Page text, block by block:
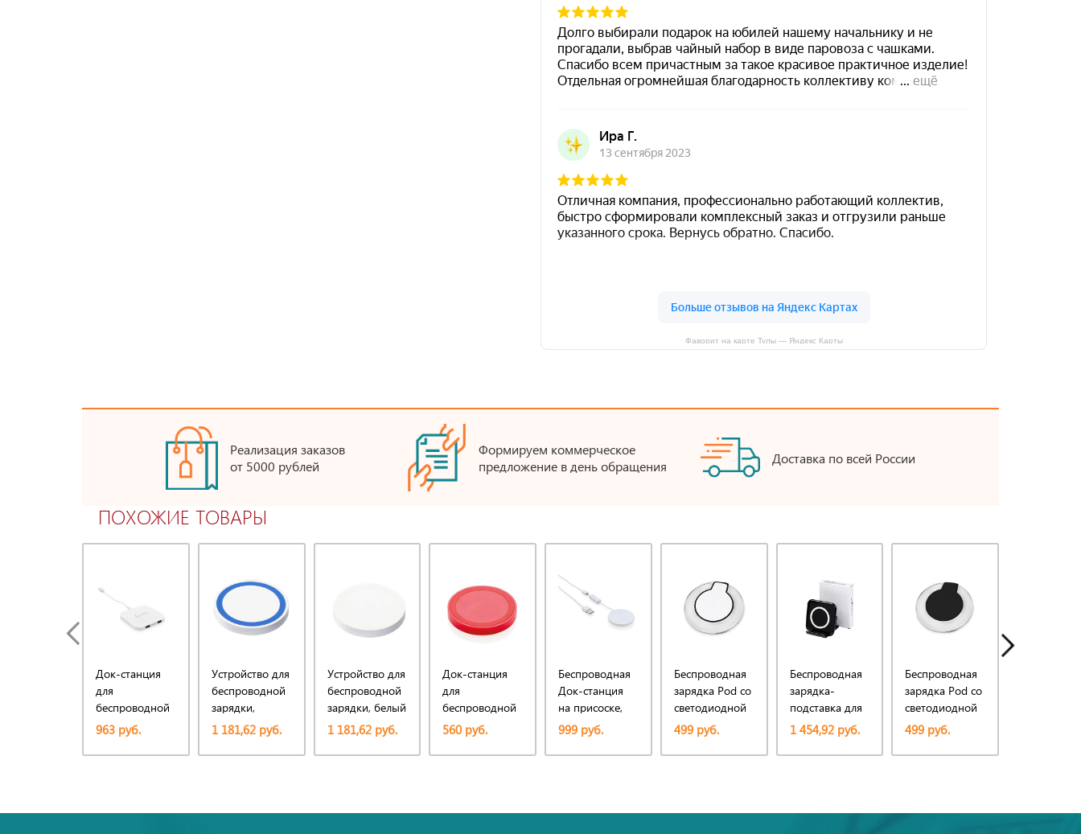
Фаворит на карте Тулы — Яндекс Карты
Реализация заказов
от 5000 рублей
Формируем коммерческое
предложение в день обращения
Доставка по всей России
ПОХОЖИЕ ТОВАРЫ
Док-станция
для
беспроводной
зарядки, 5 Вт
963 руб.
Устройство для
беспроводной
зарядки,
белый/синий
1 181,62 руб.
Устройство для
беспроводной
зарядки, белый
1 181,62 руб.
Док-станция
для
беспроводной
зарядки Round
560 руб.
Беспроводная
Док-станция
на присоске,
5W
999 руб.
Беспроводная
зарядка Pod со
светодиодной
подсветкой,
белый
499 руб.
Беспроводная
зарядка-
подставка для
смартфона
Catena, черный
1 454,92 руб.
Беспроводная
зарядка Pod со
светодиодной
подсветкой,
черный
499 руб.